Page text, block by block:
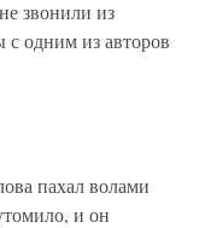
звонили из
с одним из авторов
пахал волами
и он